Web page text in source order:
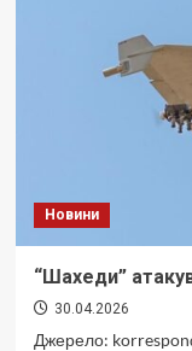
чинить
сразу,
а
лучше
Новини
“Шахеди”
30.04.2026
Джерело: